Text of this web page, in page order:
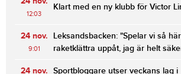
12:03
Klart med en ny klubb för Victor
24 nov.
9:01
Leksandsbacken: "Spelar vi så
raketklättra uppåt, jag är helt
24 nov. Sportbloggare utser veckans lag i